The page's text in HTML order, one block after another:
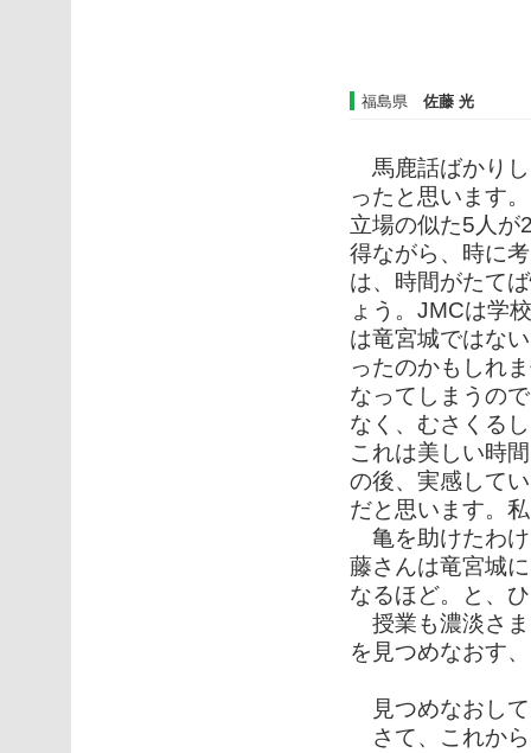
福島県 佐藤 光
馬鹿話ばかり
ったと思います
立場の似た5人が
得ながら、時に
は、時間がたて
ょう。JMCは学
は竜宮城ではな
ったのかもしれ
なってしまうの
なく、むさくる
これは美しい時
の後、実感して
だと思います。
亀を助けたわけ
藤さんは竜宮城
なるほど。と、
授業も濃淡さま
を見つめなおす
見つめなおして
さて、これか